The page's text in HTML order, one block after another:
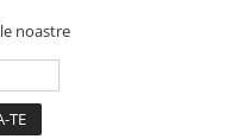
noastre